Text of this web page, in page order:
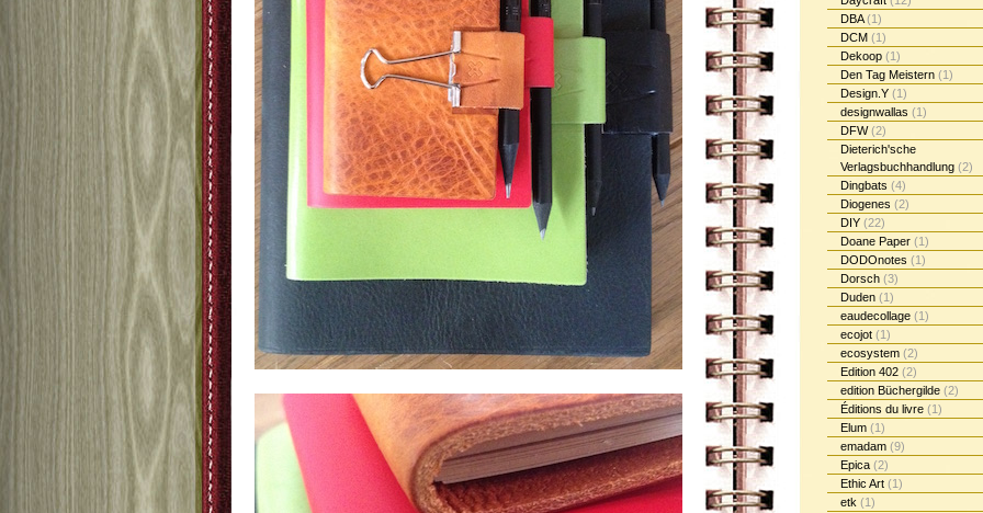
DBA(1)
DCM (1)
Dekoop (1)
Den Tag Meistern (1)
Design.Y (1)
designwallas (1)
DFW(2)
Dieterich'sche
Verlagsbuchhandlung (2)
Dingbats (4)
Diogenes (2)
DIY (22)
Doane Paper (1)
DODOnotes (1)
Dorsch (3)
Duden (1)
eaudecollage (1)
ecojot (1)
ecosystem (2)
Edition 402 (2)
edition Büchergilde (2)
Éditions du livre (1)
Elum (1)
emadam (9)
Epica (2)
Ethic Art (1)
etk (1)